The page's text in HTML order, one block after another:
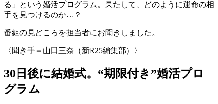
る」という婚活プログラム。果たして、どのように運命の相
手を見つけるのか…？
番組の見どころを担当者にお聞きしました。
〈聞き手＝山田三奈（新R25編集部）〉
30日後に結婚式。“期限付き”婚活プロ
グラム